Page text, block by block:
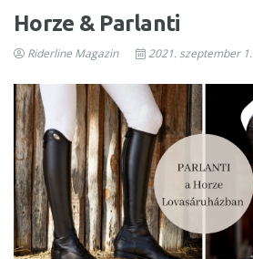
Horze & Parlanti
Riderline Magazin 2021. szeptember 1.